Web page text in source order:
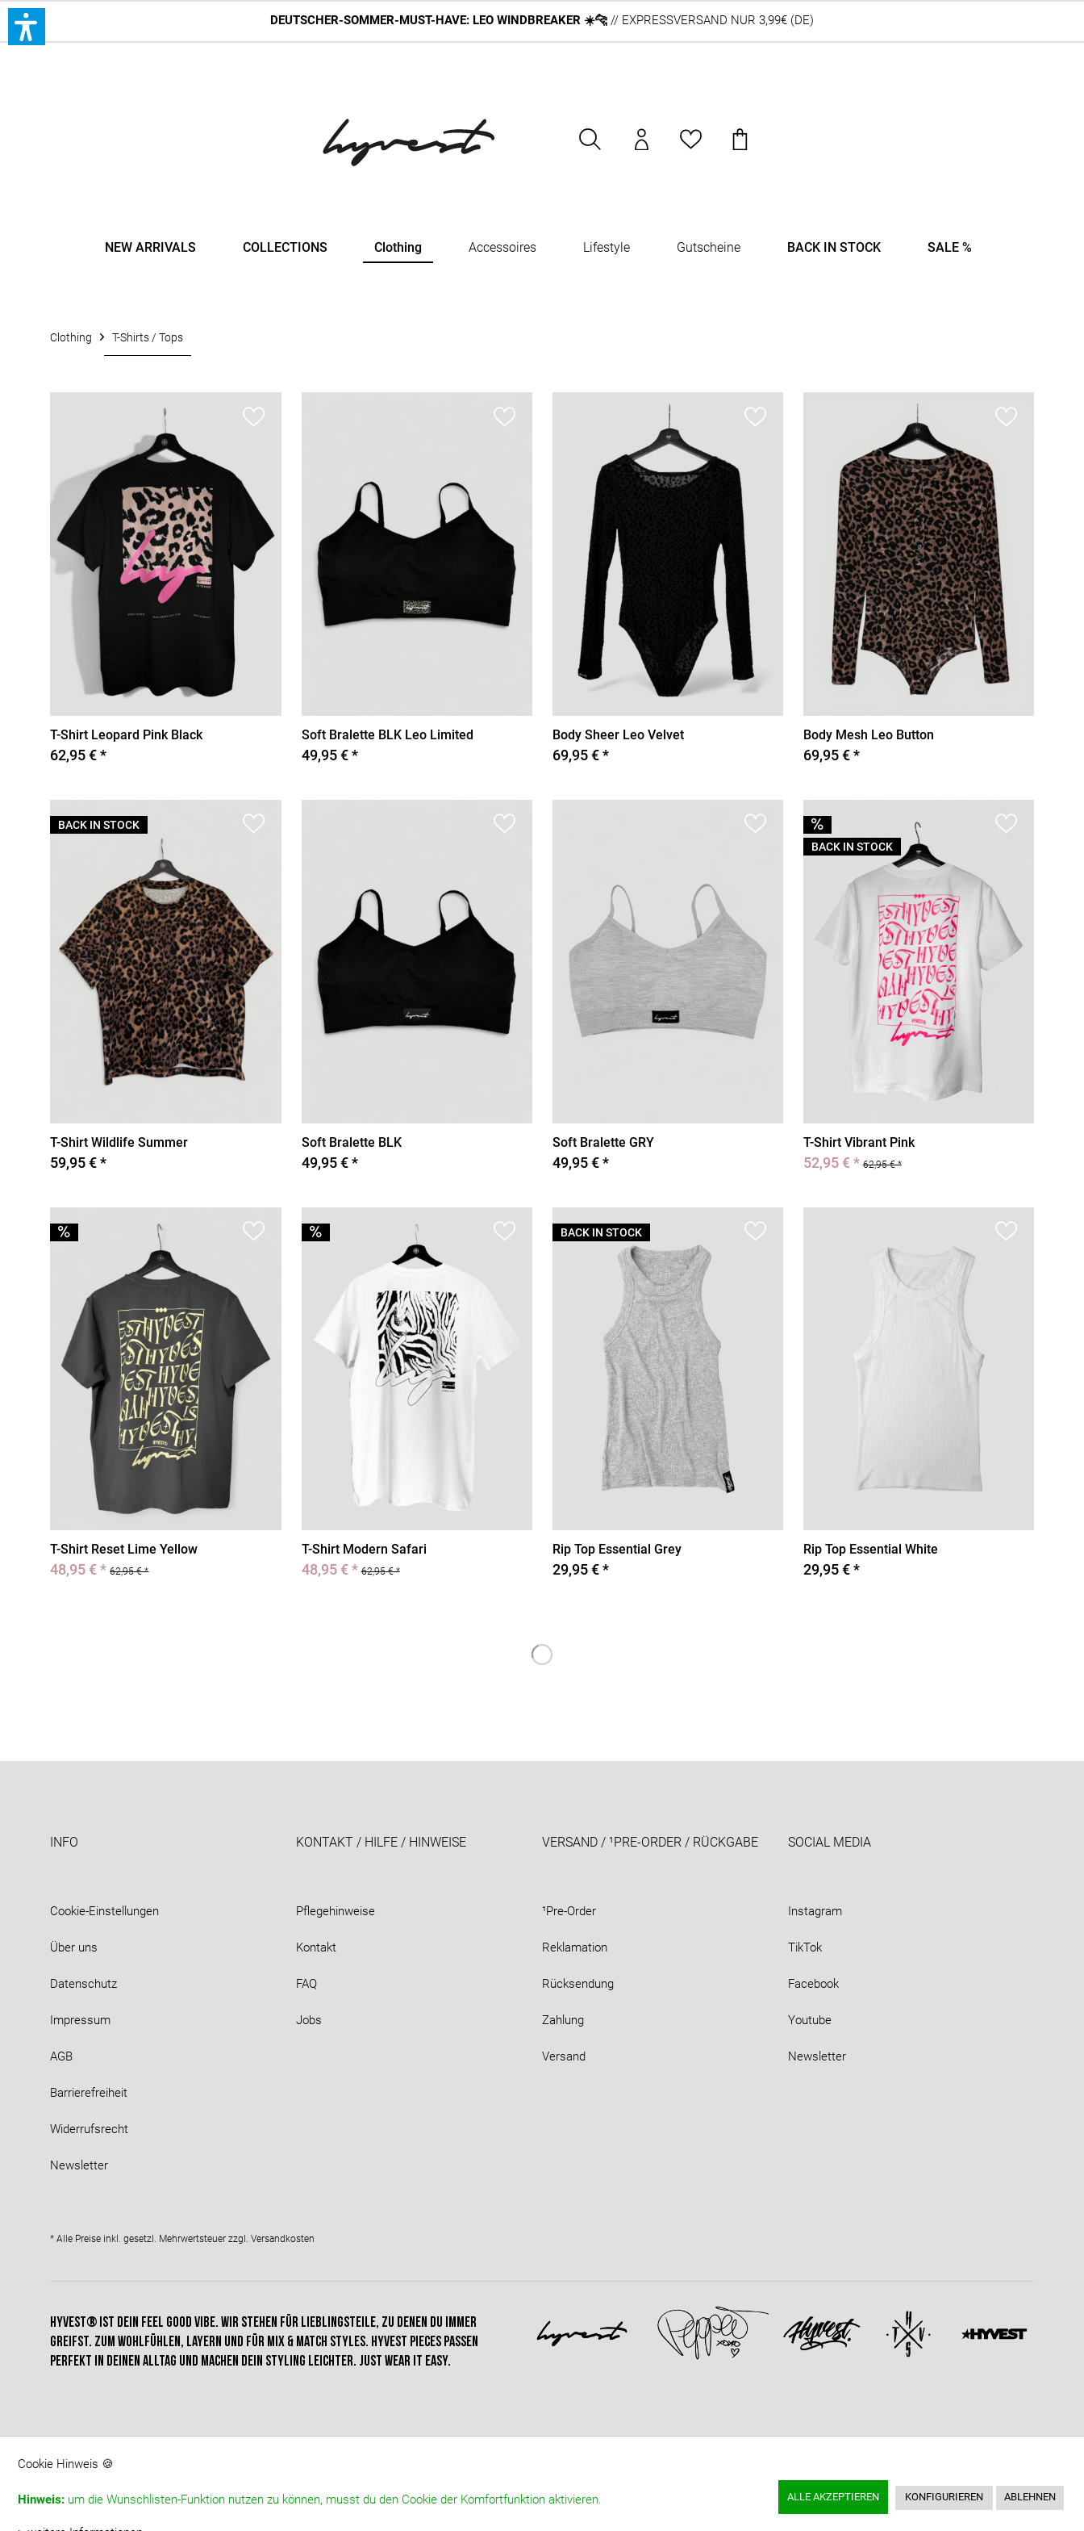
DEUTSCHER-SOMMER-MUST-HAVE: LEO WINDBREAKER ☀️🐆 // EXPRESSVERSAND NUR 3,99€ (DE)
NEW ARRIVALS COLLECTIONS Clothing Accessoires Lifestyle Gutscheine BACK IN STOCK SALE %
Clothing T-Shirts / Tops
T-Shirt Leopard Pink Black
62,95 € *
Soft Bralette BLK Leo Limited
49,95 € *
Body Sheer Leo Velvet
69,95 € *
Body Mesh Leo Button
69,95 € *
BACK IN STOCK
T-Shirt Wildlife Summer
59,95 € *
Soft Bralette BLK
49,95 € *
Soft Bralette GRY
49,95 € *
BACK IN STOCK
T-Shirt Vibrant Pink
52,95 € * 62,95 € *
T-Shirt Reset Lime Yellow
48,95 € * 62,95 € *
T-Shirt Modern Safari
48,95 € * 62,95 € *
BACK IN STOCK
Rip Top Essential Grey
29,95 € *
Rip Top Essential White
29,95 € *
INFO
Cookie-Einstellungen
Über uns
Datenschutz
Impressum
AGB
Barrierefreiheit
Widerrufsrecht
Newsletter
KONTAKT / HILFE / HINWEISE
Pflegehinweise
Kontakt
FAQ
Jobs
VERSAND / ¹PRE-ORDER / RÜCKGABE
¹Pre-Order
Reklamation
Rücksendung
Zahlung
Versand
SOCIAL MEDIA
Instagram
TikTok
Facebook
Youtube
Newsletter
* Alle Preise inkl. gesetzl. Mehrwertsteuer zzgl. Versandkosten
HYVEST® IST dein FEEL GOOD VIBE. Wir stehen für Lieblingsteile, zu denen du immer
greifst. Zum Wohlfühlen, Layern und für Mix & Match styles. hyvest pieces passen
perfekt in deinen alltag und machen dein STYLING leichter. just wear it easy.
Cookie Hinweis 🍪
Hinweis: um die Wunschlisten-Funktion nutzen zu können, musst du den Cookie der Komfortfunktion aktivieren. ALLE AKZEPTIEREN KONFIGURIEREN ABLEHNEN